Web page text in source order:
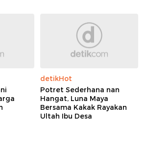
detikHot
Potret Sederhana nan
Hangat, Luna Maya
Bersama Kakak Rayakan
Ultah Ibu Desa